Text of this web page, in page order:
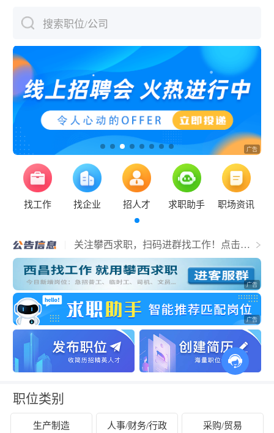
搜索职位/公司
找工作 找企业 招人才 求职助手 职场资讯
关注攀西求职，扫码进群找工作！点击查
看详情！
网站服务器升级公告
网站升级公告
职位类别
生产制造 人事/财务/行政 采购/贸易